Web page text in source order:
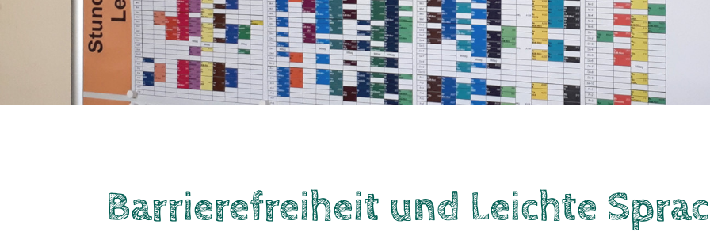
Barriere­freiheit und Leichte